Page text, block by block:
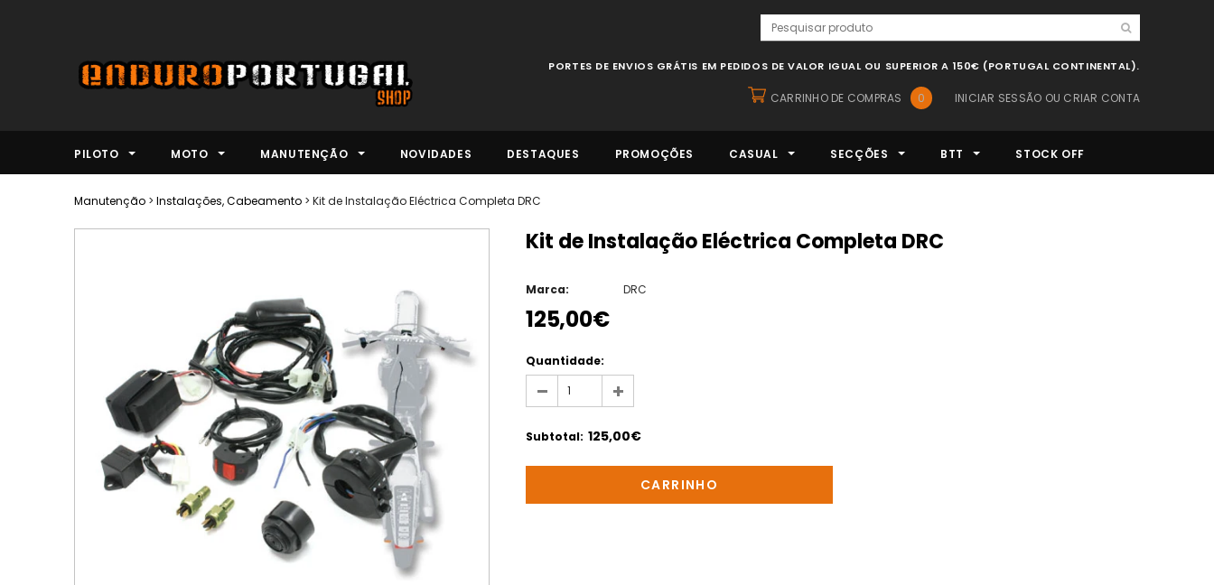
PORTES DE ENVIOS GRÁTIS EM PEDIDOS DE VALOR IGUAL OU SUPERIOR A 150€ (PORTUGAL CONTINENTAL).
INICIAR SESSÃO OU CRIAR CONTA
CARRINHO DE COMPRAS 0
PILOTO MOTO MANUTENÇÃO NOVIDADES DESTAQUES PROMOÇÕES CASUAL SECÇÕES BTT STOCK OFF
Manutenção > Instalações, Cabeamento > Kit de Instalação Eléctrica Completa DRC
Kit de Instalação Eléctrica Completa DRC
Marca: DRC
125,00€
Quantidade:
Subtotal: 125,00€